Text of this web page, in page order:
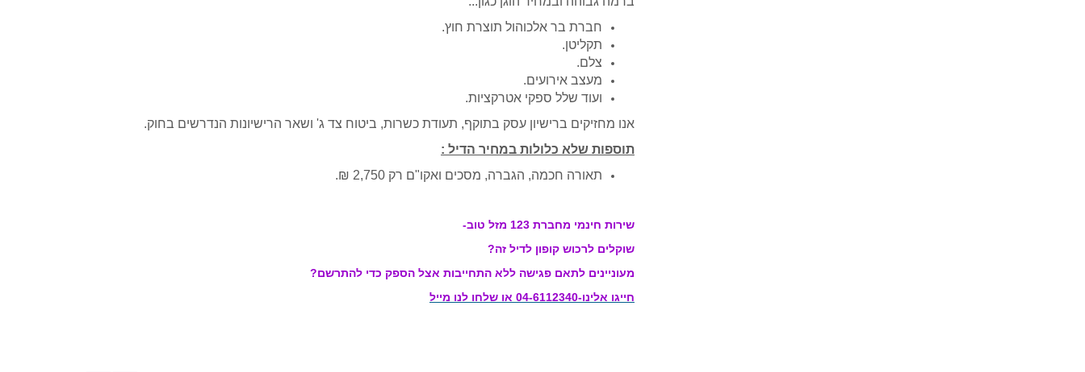
חברת בר אלכוהול תוצרת חוץ.
תקליטן.
צלם.
מעצב אירועים.
ועוד שלל ספקי אטרקציות.
אנו מחזיקים ברישיון עסק בתוקף, תעודת כשרות, ביטוח צד ג' ושאר הרישיונות הנדרשים בחוק.
תוספות שלא כלולות במחיר הדיל :
תאורה חכמה, הגברה, מסכים ואקו"ם רק 2,750 ₪.
שירות חינמי מחברת 123 מזל טוב-
שוקלים לרכוש קופון לדיל זה?
מעוניינים לתאם פגישה ללא התחייבות אצל הספק כדי להתרשם?
חייגו אלינו-04-6112340 או שלחו לנו מייל